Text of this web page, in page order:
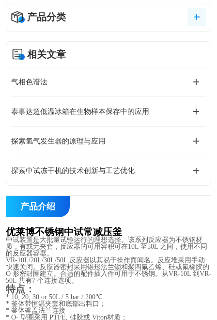
产品分类
相关文章
气相色谱法
泰事达超低温冰箱在生物样本保存中的应用
探索氢气发生器的原理与应用
探索中试冻干机的技术创新与工艺优化
产品介绍
优莱博不锈钢中试常减压釜
中试装置是大批量试验运行的理想选择。该系列反应器为不锈钢材
质，有或无夹套，反应器的可用容积可在10L 至50L 之间，使用不同
的反应器容器。
VR-10L/20L/30L/50L 反应器以其易于操作而闻名。反应堆采用手动
快速关闭。反应器密封采用锥形法兰锁和聚四氟乙烯、硅或氟橡胶的
O 形密封圈建立。合适的配件插入件可用于不锈钢。从VR-10L 到VR-
50L 共有7 个连接选项。
特点：
* 10, 20, 30 or 50L / 5 bar / 200℃
* 釜体带恒温夹套和底部出料口；
* 釜体釜盖法兰连接
* O- 型圈采用 PTFE, 硅胶或 Viton材质；